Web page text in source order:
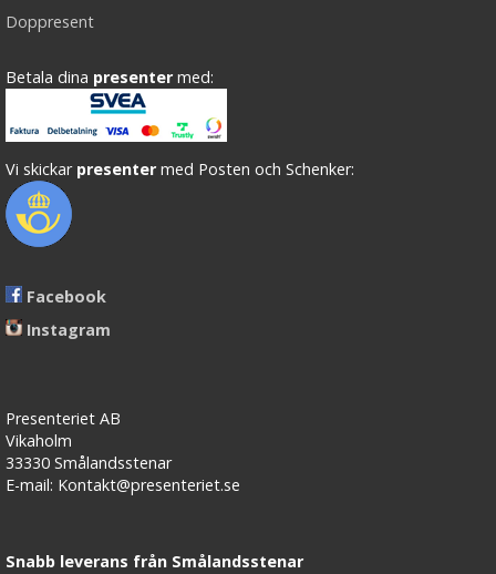
Doppresent
Betala dina presenter med:
Vi skickar presenter med Posten och Schenker:
Facebook
Instagram
Presenteriet AB
Vikaholm
33330 Smålandsstenar
E-mail: Kontakt@presenteriet.se
Snabb leverans från Smålandsstenar